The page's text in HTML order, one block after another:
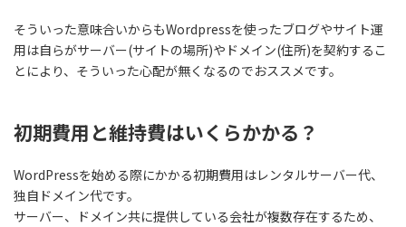
そういった意味合いからもWordpressを使ったブログやサイト運
用は自らがサーバー(サイトの場所)やドメイン(住所)を契約するこ
とにより、そういった心配が無くなるのでおススメです。
初期費用と維持費はいくらかかる？
WordPressを始める際にかかる初期費用はレンタルサーバー代、
独自ドメイン代です。
サーバー、ドメイン共に提供している会社が複数存在するため、